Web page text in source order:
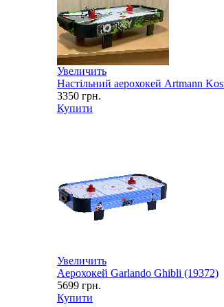
Увеличить
Настільний аерохокей Artmann
3350 грн.
Купити
Увеличить
Аерохокей Garlando Ghibli (19372)
5699 грн.
Купити